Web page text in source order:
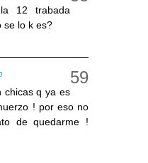
12 trabada
se lo k es?
chicas q ya es
! por eso no
de quedarme !